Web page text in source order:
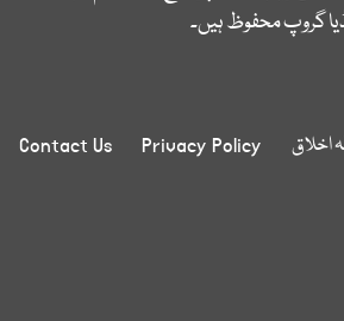
گروپ محفوظ ہیں۔
اخلاق Privacy Policy
Contact Us